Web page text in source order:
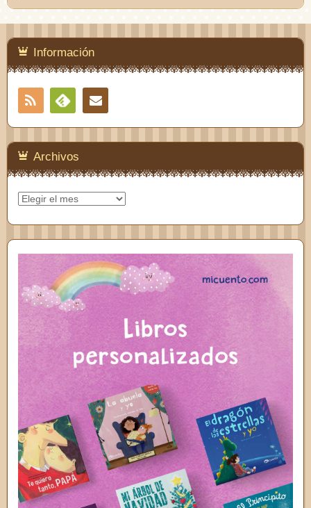
Información
RSS
Feedly
Archivos
Archivos